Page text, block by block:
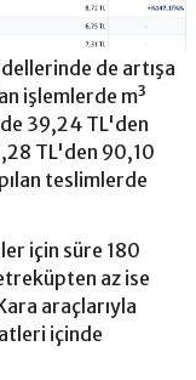
de artışa
işlemlerde m³
39,24 TL'den
TL'den 90,10
teslimlerde
için süre 180
az ise
araçlarıyla
içinde